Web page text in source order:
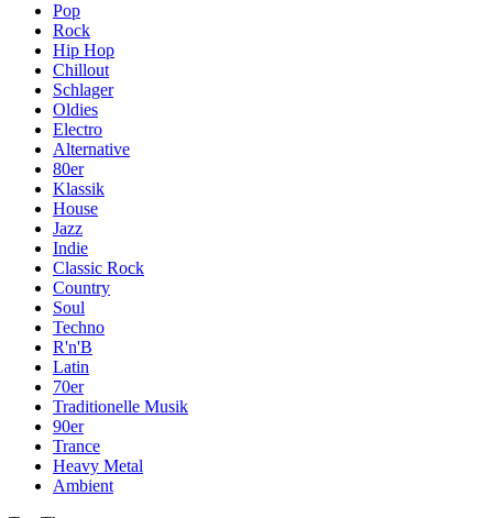
Pop
Rock
Hip Hop
Chillout
Schlager
Oldies
Electro
Alternative
80er
Klassik
House
Jazz
Indie
Classic Rock
Country
Soul
Techno
R'n'B
Latin
70er
Traditionelle Musik
90er
Trance
Heavy Metal
Ambient